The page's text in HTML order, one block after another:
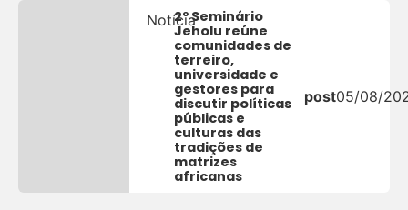
Notícia2º Seminário
Jeholu reúne
comunidades de
terreiro,
universidade e
gestores para
discutir políticas
públicas e
culturas das
tradições de
matrizes
africanas
post05/08/